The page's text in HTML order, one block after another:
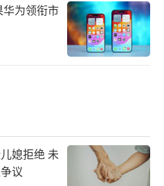
华为领衔市
媳拒绝 未
议